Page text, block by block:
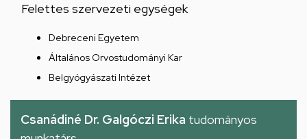
Felettes szervezeti egységek
Debreceni Egyetem
Általános Orvostudományi Kar
Belgyógyászati Intézet
Csanádiné Dr. Galgóczi Erika tudományos